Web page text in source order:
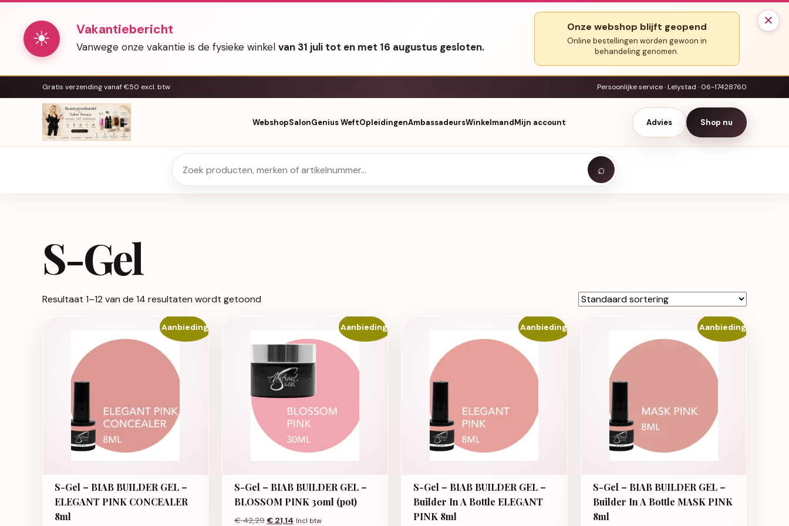
×
☀ Vakantiebericht
Vanwege onze vakantie is de fysieke winkel van 31 juli tot en met 16 augustus gesloten.
Onze webshop blijft geopend
Online bestellingen worden gewoon in
behandeling genomen.
Gratis verzending vanaf €50 excl. btw Persoonlijke service · Lelystad · 06-17428760
WebshopSalonGenius WeftOpleidingenAmbassadeursWinkelmandMijn account Advies Shop nu
⌕
S-Gel
Resultaat 1–12 van de 14 resultaten wordt getoond
Aanbieding!
S-Gel – BIAB BUILDER GEL –
ELEGANT PINK CONCEALER
8ml
Aanbieding!
S-Gel – BIAB BUILDER GEL –
BLOSSOM PINK 30ml (pot)
€42,29 Oorspronkelijke prijs was: € 42,29.
€21,14Huidige prijs is: € 21,14.
Incl btw
Aanbieding!
S-Gel – BIAB BUILDER GEL –
Builder In A Bottle ELEGANT
PINK 8ml
Aanbieding!
S-Gel – BIAB BUILDER GEL –
Builder In A Bottle MASK PINK
8ml